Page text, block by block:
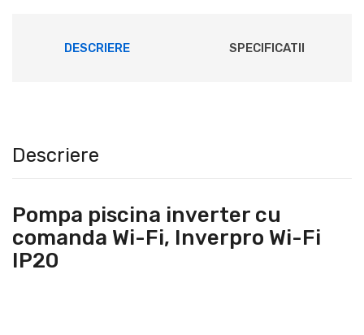
DESCRIERE SPECIFICATII
Descriere
Pompa piscina inverter cu
comanda Wi-Fi, Inverpro Wi-Fi
IP20